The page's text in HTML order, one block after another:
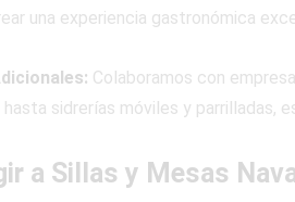
una experiencia gastronómica
Colaboramos con
sidrerías móviles y parrilladas,
a Sillas y Mesas